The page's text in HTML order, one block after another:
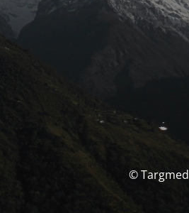
© Targmed